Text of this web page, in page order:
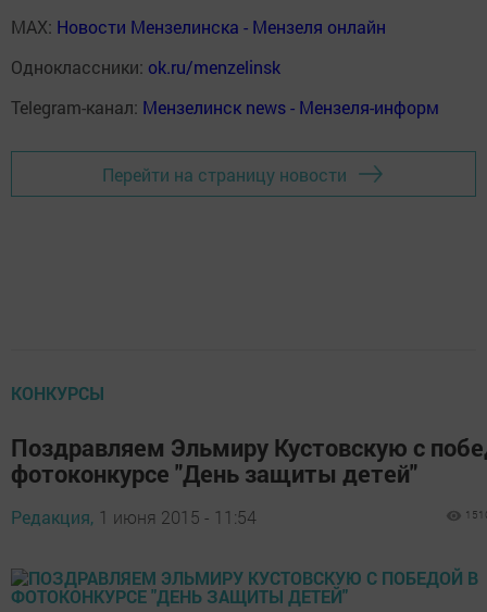
MAX: Новости Мензелинска - Мензеля онлайн
Одноклассники: ok.ru/menzelinsk
Telegram-канал: Мензелинск news - Мензеля-информ
Перейти на страницу новости
КОНКУРСЫ
Поздравляем Эльмиру Кустовскую с
фотоконкурсе "День защиты детей"
Редакция, 1 июня 2015 - 11:54